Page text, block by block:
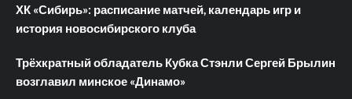
ХК «Сибирь»: расписание матчей, календарь игр и
история новосибирского клуба
Трёхкратный обладатель Кубка Стэнли Сергей Брылин
возглавил минское «Динамо»